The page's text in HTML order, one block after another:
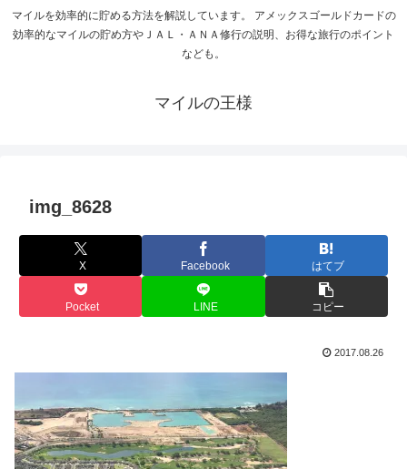
マイルを効率的に貯める方法を解説しています。 アメックスゴールドカードの
効率的なマイルの貯め方やＪＡＬ・ＡＮＡ修行の説明、お得な旅行のポイント
なども。
マイルの王様
img_8628
X Facebook はてブ
Pocket LINE コピー
2017.08.26